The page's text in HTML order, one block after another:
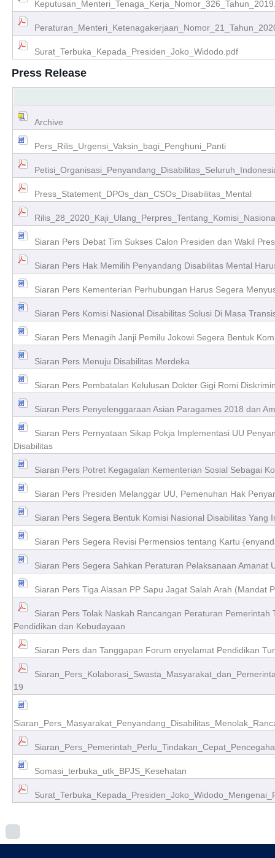
Surat_Terbuka_Kepada_Presiden_Joko_Widodo.pdf
Press Release
Archive
Pers_Rilis_Urgensi_Vaksin_bagi_Penghuni_Panti
Press_Statement_DPOs_dan_CSOs_Disabilitas_Mental
Siaran Pers Debat Tim Sukses Calon Presiden dan Wakil
Siaran Pers Hak Memilih Penyandang Disabilitas Mental
Siaran Pers Kementerian Perhubungan Harus Segera
Siaran Pers Komisi Nasional Disabilitas Solusi Di Masa
Siaran Pers Menagih Janji Pemilu Jokowi Segera Bentuk
Siaran Pers Menuju Disabilitas Merdeka
Siaran Pers Pembatalan Kelulusan Dokter Gigi Romi
Siaran Pers Penyelenggaraan Asian Paragames 2018 dan
Siaran Pers Pernyataan Sikap Pokja Implementasi UU
Disabilitas
Siaran Pers Potret Kegagalan Kementerian Sosial Sebagai
Siaran Pers Presiden Melanggar UU, Pemenuhan Hak
Siaran Pers Segera Bentuk Komisi Nasional Disabilitas Yang
Siaran Pers Segera Revisi Permensios tentang Kartu
Siaran Pers Segera Sahkan Peraturan Pelaksanaan
Siaran Pers Tiga Alasan PP Sapu Jagat Salah Arah (Mandat
Siaran Pers Tolak Naskah Rancangan Peraturan
Pendidikan dan Kebudayaan
Siaran Pers dan Tanggapan Forum enyelamat Pendidikan
19
Somasi_terbuka_utk_BPJS_Kesehatan